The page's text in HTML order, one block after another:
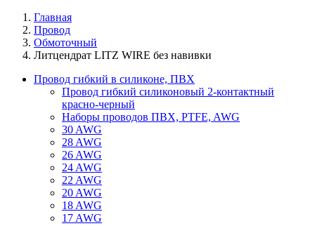
Главная
Провод
Обмоточный
Литцендрат LITZ WIRE без навивки
Провод гибкий в силиконе, ПВХ
Провод гибкий силиконовый 2-контактный
красно-черный
Наборы проводов ПВХ, PTFE, AWG
30 AWG
28 AWG
26 AWG
24 AWG
22 AWG
20 AWG
18 AWG
17 AWG